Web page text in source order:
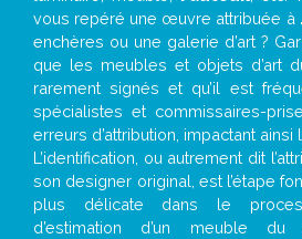
vous repéré une œuvre attribuée à
enchères ou une galerie d’art ?
que les meubles et objets d’art
rarement signés et qu’il est
spécialistes et commissaires-
erreurs d’attribution, impactant ainsi
L’identification, ou autrement dit
son designer original, est l’étape
plus délicate dans le
d’estimation d’un meuble